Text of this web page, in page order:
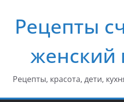
содержимому
Рецепты
женский
Рецепты, красота, дети,